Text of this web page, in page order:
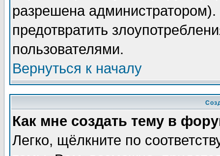
разрешена
предотвратить
пользователями.
Вернуться к началу
Как мне создать тему в
Легко, щёлкните по